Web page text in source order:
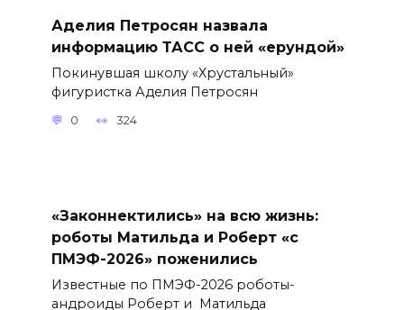
Аделия Петросян назвала
информацию ТАСС о ней «ерундой»
Покинувшая школу «Хрустальный»
фигуристка Аделия Петросян
0 324
«Законнектились» на всю жизнь:
роботы Матильда и Роберт «с
ПМЭФ-2026» поженились
Известные по ПМЭФ-2026 роботы-
андроиды Роберт и Матильда